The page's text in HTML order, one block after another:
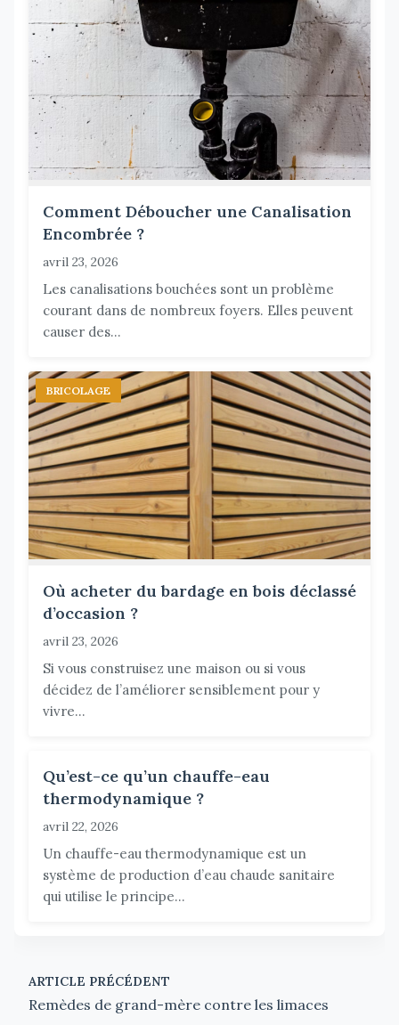
Comment Déboucher une Canalisation
Encombrée ?
avril 23, 2026
Les canalisations bouchées sont un problème
courant dans de nombreux foyers. Elles peuvent
causer des...
BRICOLAGE
Où acheter du bardage en bois déclassé
d’occasion ?
avril 23, 2026
Si vous construisez une maison ou si vous
décidez de l’améliorer sensiblement pour y
vivre...
Qu’est-ce qu’un chauffe-eau
thermodynamique ?
avril 22, 2026
Un chauffe-eau thermodynamique est un
système de production d’eau chaude sanitaire
qui utilise le principe...
ARTICLE PRÉCÉDENT
Remèdes de grand-mère contre les limaces